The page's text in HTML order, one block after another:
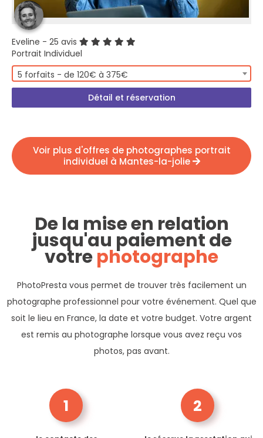
Eveline - 25 avis
Portrait Individuel
5 forfaits - de 120€ à 375€
Détail et réservation
Voir plus d'offres de photographes portrait
individuel à Mantes-la-jolie
De la mise en relation
jusqu'au paiement de
votrephotographe
PhotoPresta vous permet de trouver très facilement un
photographe professionnel pour votre événement. Quel que
soit le lieu en France, la date et votre budget. Votre argent
est remis au photographe lorsque vous avez reçu vos
photos, pas avant.
1 2